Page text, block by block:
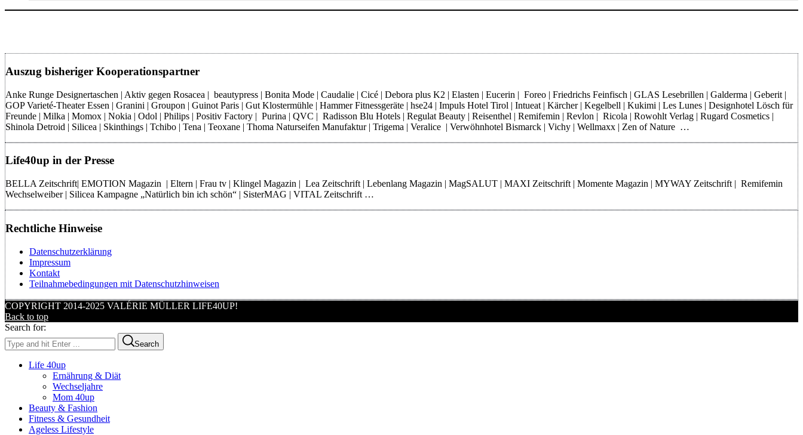
Auszug bisheriger Kooperationspartner
Anke Runge Designertaschen | Aktiv gegen Rosacea | beautypress | Bonita Mode | Caudalie | Cicé | Debora plus K2 | Elasten | Eucerin | Foreo | Friedrichs Feinfisch | GLAS Lesebrillen | Galderma | Geberit |
GOP Varieté-Theater Essen | Granini | Groupon | Guinot Paris | Gut Klostermühle | Hammer Fitnessgeräte | hse24 | Impuls Hotel Tirol | Intueat | Kärcher | Kegelbell | Kukimi | Les Lunes | Designhotel Lösch für
Freunde | Milka | Momox | Nokia | Odol | Philips | Positiv Factory | Purina | QVC | Radisson Blu Hotels | Regulat Beauty | Reisenthel | Remifemin | Revlon | Ricola | Rowohlt Verlag | Rugard Cosmetics |
Shinola Detroid | Silicea | Skinthings | Tchibo | Tena | Teoxane | Thoma Naturseifen Manufaktur | Trigema | Veralice | Verwöhnhotel Bismarck | Vichy | Wellmaxx | Zen of Nature …
Life40up in der Presse
BELLA Zeitschrift| EMOTION Magazin | Eltern | Frau tv | Klingel Magazin | Lea Zeitschrift | Lebenlang Magazin | MagSALUT | MAXI Zeitschrift | Momente Magazin | MYWAY Zeitschrift | Remifemin
Wechselweiber | Silicea Kampagne „Natürlich bin ich schön“ | SisterMAG | VITAL Zeitschrift …
Rechtliche Hinweise
Datenschutzerklärung
Impressum
Kontakt
Teilnahmebedingungen mit Datenschutzhinweisen
COPYRIGHT 2014-2025 VALÉRIE MÜLLER LIFE40UP!
Back to top
Search for:
Search
Life 40up
Ernährung & Diät
Wechseljahre
Mom 40up
Beauty & Fashion
Fitness & Gesundheit
Ageless Lifestyle